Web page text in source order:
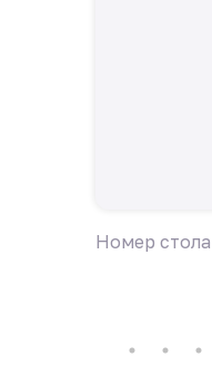
Номер